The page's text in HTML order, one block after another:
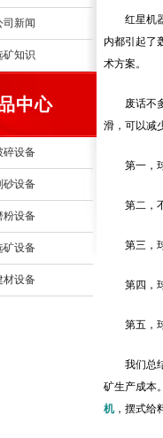
司新闻
矿知识
中心
碎设备
砂设备
粉设备
矿设备
材设备
红星机
内都引起了
术方案。
废话不
滑，可以减
第一，
第二，
第三，
第四，
第五，
我们总
矿生产成本
机，摆式给